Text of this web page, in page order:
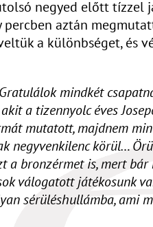
negyed előtt tízzel
aztán
a különbséget, és
mindkét
a tizennyolc éves
mutatott, majdnem
negyvenkilenc körül…
a bronzérmet is, mert
válogatott játékosunk
sérüléshullámba, ami